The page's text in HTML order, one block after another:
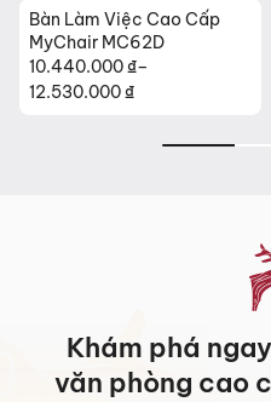
Bàn Làm Việc Cao Cấp
MyChair MC62D
10.440.000₫–
12.530.000₫
Khoảng
Khám phá
văn phòng cao